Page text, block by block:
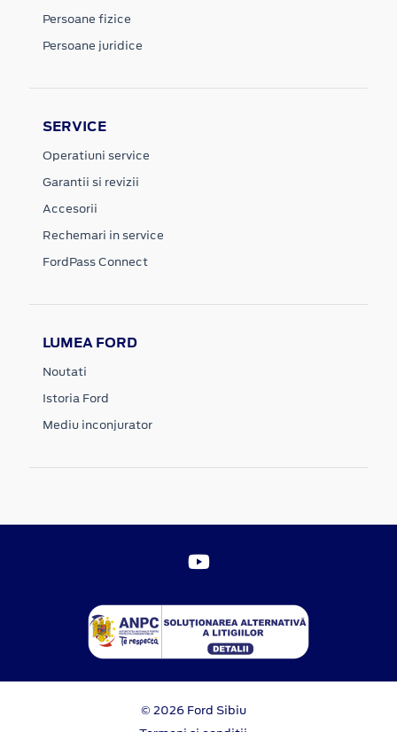
Persoane fizice
Persoane juridice
SERVICE
Operatiuni service
Garantii si revizii
Accesorii
Rechemari in service
FordPass Connect
LUMEA FORD
Noutati
Istoria Ford
Mediu inconjurator
© 2026 Ford Sibiu